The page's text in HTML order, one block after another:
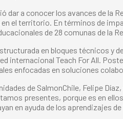
dar a conocer los avances de la
el territorio. En términos de
de 28 comunas de la
en bloques técnicos y
internacional Teach For All.
enfocadas en soluciones
de SalmonChile, Felipe
presentes, porque es en
en ayuda de los aprendizajes